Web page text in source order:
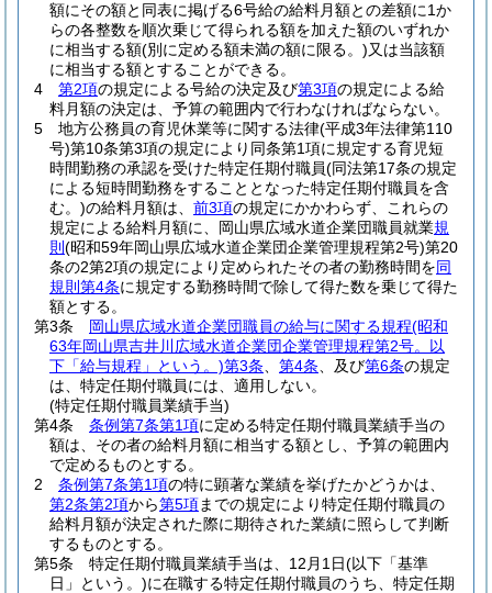
額にその額と同表に掲げる6号給の給料月額との差額に1か
らの各整数を順次乗じて得られる額を加えた額のいずれか
に相当する額(別に定める額未満の額に限る。)又は当該額
に相当する額とすることができる。
4
第2項の規定による号給の決定及び第3項の規定による給
料月額の決定は、予算の範囲内で行わなければならない。
5
地方公務員の育児休業等に関する法律(平成3年法律第110
号)第10条第3項の規定により同条第1項に規定する育児短
時間勤務の承認を受けた特定任期付職員(同法第17条の規定
による短時間勤務をすることとなった特定任期付職員を含
む。)の給料月額は、 前3項の規定にかかわらず、これらの
規定による給料月額に、岡山県広域水道企業団職員就業規
則 (昭和59年岡山県広域水道企業団企業管理規程第2号)第20
条の2第2項の規定により定められたその者の勤務時間を同
規則第4条に規定する勤務時間で除して得た数を乗じて得た
額とする。
第3条
岡山県広域水道企業団職員の給与に関する規程(昭和
63年岡山県吉井川広域水道企業団企業管理規程第2号。以
下「給与規程」という。)第3条 第4条 、及び第6条の規定
は、特定任期付職員には、適用しない。
(特定任期付職員業績手当)
第4条
条例第7条第1項に定める特定任期付職員業績手当の
額は、その者の給料月額に相当する額とし、予算の範囲内
で定めるものとする。
2
条例第7条第1項の特に顕著な業績を挙げたかどうかは、
第2条第2項から第5項までの規定により特定任期付職員の
給料月額が決定された際に期待された業績に照らして判断
するものとする。
第5条
特定任期付職員業績手当は、12月1日(以下「基準
日」という。)に在職する特定任期付職員のうち、特定任期